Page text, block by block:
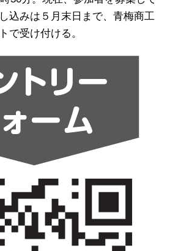
込みは５月末日まで、青梅商工
で受け付ける。